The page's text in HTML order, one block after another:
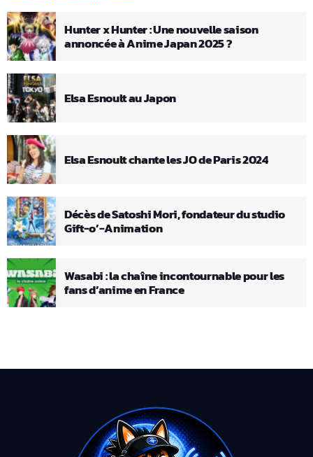
Hunter x Hunter : Une nouvelle saison
annoncée à Anime Japan 2025 ?
Elsa Esnoult au Japon
Elsa Esnoult chante les JO de Paris 2024
Décès de Satoshi Mori, fondateur du studio
Gift-o’-Animation
Wasabi : la chaîne incontournable pour les
fans d’anime en France